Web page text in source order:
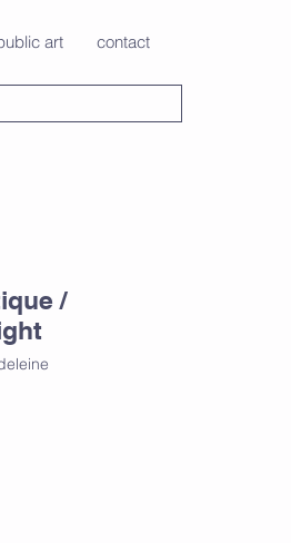
art contact
/